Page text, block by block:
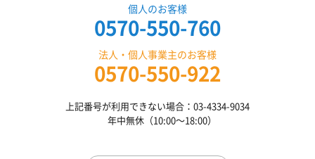
個人のお客様
0570-550-760
法人・個人事業主のお客様
0570-550-922
上記番号が利用できない場合：03-4334-9034
年中無休（10:00〜18:00）